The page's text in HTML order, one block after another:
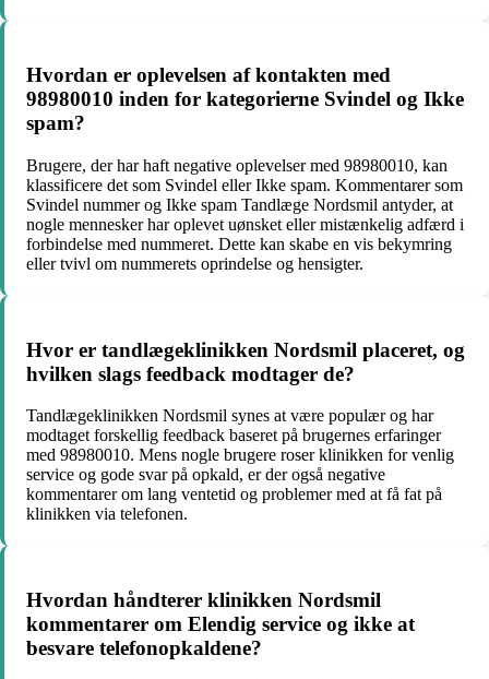
Hvordan er oplevelsen af ​​kontakten med
98980010 inden for kategorierne Svindel og Ikke
spam?
Brugere, der har haft negative oplevelser med 98980010, kan
klassificere det som Svindel eller Ikke spam. Kommentarer som
Svindel nummer og Ikke spam Tandlæge Nordsmil antyder, at
nogle mennesker har oplevet uønsket eller mistænkelig adfærd i
forbindelse med nummeret. Dette kan skabe en vis bekymring
eller tvivl om nummerets oprindelse og hensigter.
Hvor er tandlægeklinikken Nordsmil placeret, og
hvilken slags feedback modtager de?
Tandlægeklinikken Nordsmil synes at være populær og har
modtaget forskellig feedback baseret på brugernes erfaringer
med 98980010. Mens nogle brugere roser klinikken for venlig
service og gode svar på opkald, er der også negative
kommentarer om lang ventetid og problemer med at få fat på
klinikken via telefonen.
Hvordan håndterer klinikken Nordsmil
kommentarer om Elendig service og ikke at
besvare telefonopkaldene?